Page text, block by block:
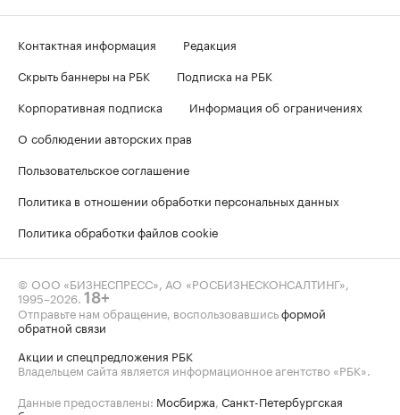
Контактная информация
Редакция
Скрыть баннеры на РБК
Подписка на РБК
Корпоративная подписка
Информация об ограничениях
О соблюдении авторских прав
Пользовательское соглашение
Политика в отношении обработки персональных данных
Политика обработки файлов cookie
© ООО «БИЗНЕСПРЕСС», АО «РОСБИЗНЕСКОНСАЛТИНГ»,
1995–2026. 18+
Отправьте нам обращение, воспользовавшисьформой
обратной связи
Акции и спецпредложения РБК
Владельцем сайта является информационное агентство «РБК».
Данные предоставлены: Мосбиржа, Санкт-Петербургская